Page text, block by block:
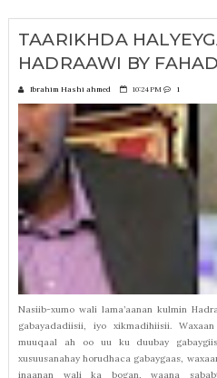
TAARIKHDA
HADRAAWI BY
Ibrahim Hashi ahmed 10:24 PM 1
Nasiib-xumo wali lama’aanan kulmin
gabayadadiisii, iyo xikmadihiisii.
muuqaal ah oo uu ku duubay
xusuusanahay horudhaca gabaygaas,
inaanan wali ka bogan, waana